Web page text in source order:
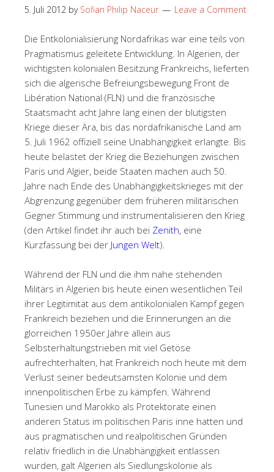
5. Juli 2012 by Sofian Philip Naceur Leave a Comment
Die Entkolonialisierung Nordafrikas war eine teils von
Pragmatismus geleitete Entwicklung. In Algerien, der
wichtigsten kolonialen Besitzung Frankreichs, lieferten
sich die algerische Befreiungsbewegung Front de
Libération National (FLN) und die französische
Staatsmacht acht Jahre lang einen der blutigsten
Kriege dieser Ära, bis das nordafrikanische Land am
5. Juli 1962 offiziell seine Unabhängigkeit erlangte. Bis
heute belastet der Krieg die Beziehungen zwischen
Paris und Algier, beide Staaten machen auch 50.
Jahre nach Ende des Unabhängigkeitskrieges mit der
Abgrenzung gegenüber dem früheren militärischen
Gegner Stimmung und instrumentalisieren den Krieg
(den Artikel findet ihr auch bei Zenith, eine
Kurzfassung bei der Jungen Welt).
Während der FLN und die ihm nahe stehenden
Militärs in Algerien bis heute einen wesentlichen Teil
ihrer Legitimität aus dem antikolonialen Kampf gegen
Frankreich beziehen und die Erinnerungen an die
glorreichen 1950er Jahre allein aus
Selbsterhaltungstrieben mit viel Getöse
aufrechterhalten, hat Frankreich noch heute mit dem
Verlust seiner bedeutsamsten Kolonie und dem
innenpolitischen Erbe zu kämpfen. Während
Tunesien und Marokko als Protektorate einen
anderen Status im politischen Paris inne hatten und
aus pragmatischen und realpolitischen Gründen
relativ friedlich in die Unabhängigkeit entlassen
wurden, galt Algerien als Siedlungskolonie als